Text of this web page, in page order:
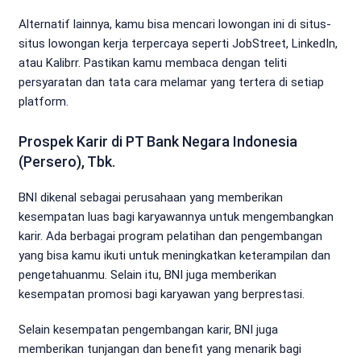
Alternatif lainnya, kamu bisa mencari lowongan ini di situs-
situs lowongan kerja terpercaya seperti JobStreet, LinkedIn,
atau Kalibrr. Pastikan kamu membaca dengan teliti
persyaratan dan tata cara melamar yang tertera di setiap
platform.
Prospek Karir di PT Bank Negara Indonesia
(Persero), Tbk.
BNI dikenal sebagai perusahaan yang memberikan
kesempatan luas bagi karyawannya untuk mengembangkan
karir. Ada berbagai program pelatihan dan pengembangan
yang bisa kamu ikuti untuk meningkatkan keterampilan dan
pengetahuanmu. Selain itu, BNI juga memberikan
kesempatan promosi bagi karyawan yang berprestasi.
Selain kesempatan pengembangan karir, BNI juga
memberikan tunjangan dan benefit yang menarik bagi